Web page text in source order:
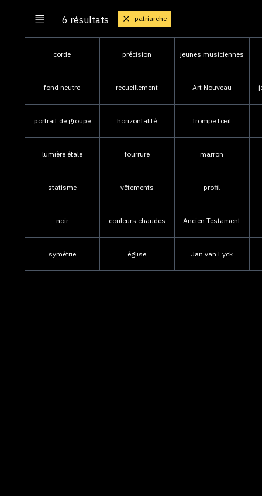
6 résultats patriarche
corde précision jeunes musiciennes
fond neutre recueillement Art Nouveau
portrait de groupe horizontalité trompe l’œil
lumière étale fourrure marron
statisme vêtements profil
noir couleurs chaudes Ancien Testament
symétrie église Jan van Eyck